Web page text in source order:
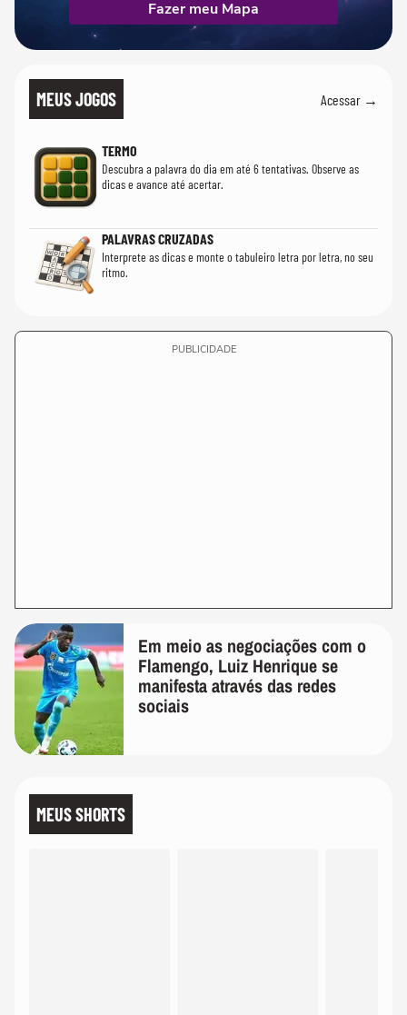
Fazer meu Mapa
MEUS JOGOS Acessar →
TERMO
Descubra a palavra do dia em até 6 tentativas. Observe as
dicas e avance até acertar.
PALAVRAS CRUZADAS
Interprete as dicas e monte o tabuleiro letra por letra, no seu
ritmo.
PUBLICIDADE
Em meio as negociações com o
Flamengo, Luiz Henrique se
manifesta através das redes
sociais
MEUS SHORTS